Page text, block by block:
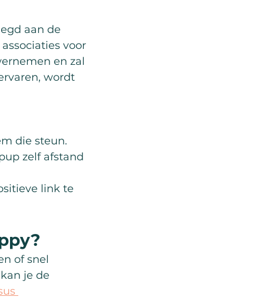
aan de
voor
en zal
wordt
die steun.
zelf afstand
link te
of snel
je de